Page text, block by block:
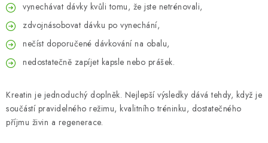
vynechávat dávky kvůli tomu, že jste netrénovali,
zdvojnásobovat dávku po vynechání,
nečíst doporučené dávkování na obalu,
nedostatečně zapíjet kapsle nebo prášek.
Kreatin je jednoduchý doplněk. Nejlepší výsledky dává tehdy, když je
součástí pravidelného režimu, kvalitního tréninku, dostatečného
příjmu živin a regenerace.